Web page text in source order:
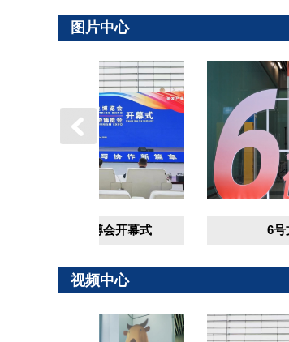
图片中心
西部文博会开幕式 6号文化创
视频中心